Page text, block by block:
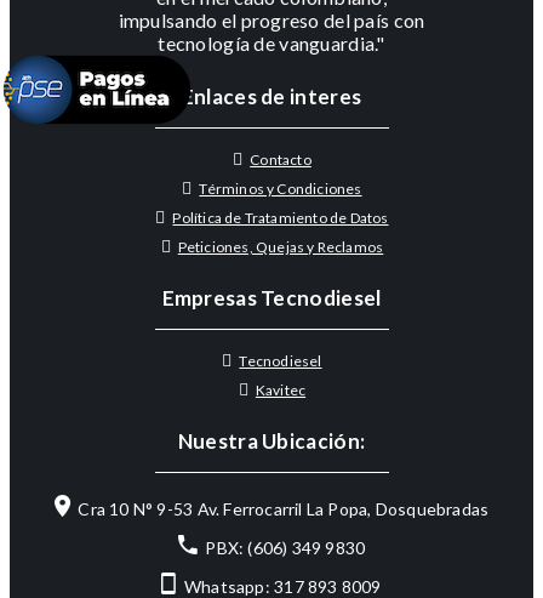
impulsando el progreso del país con
tecnología de vanguardia."
Enlaces de interes
Contacto
Términos y Condiciones
Política de Tratamiento de Datos
Peticiones, Quejas y Reclamos
Empresas Tecnodiesel
Tecnodiesel
Kavitec
Nuestra Ubicación:
Cra 10 N° 9-53 Av. Ferrocarril La Popa, Dosquebradas
PBX: (606) 349 9830
Whatsapp: 317 893 8009